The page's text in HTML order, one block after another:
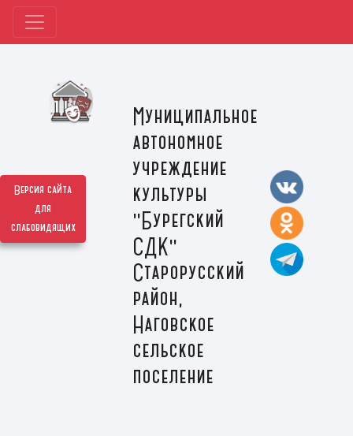
Версия сайта
для
слабовидящих
Муниципальное
автономное
учреждение
культуры
"Бурегский
СДК"
Старорусский
район,
Наговское
сельское
поселение